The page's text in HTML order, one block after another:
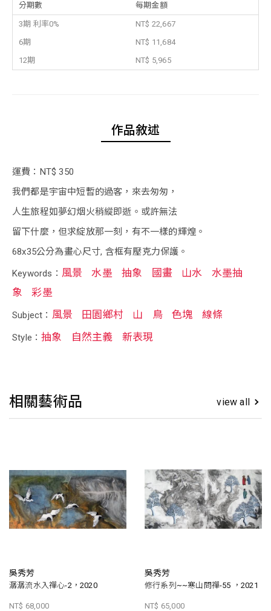
分期數 每期金額
3期 利率0%
NT$ 22,667
6期
NT$ 11,684
12期
NT$ 5,965
作品敘述
運費：NT$ 350
我們都是宇宙中短暫的過客，來去匆匆，
人生旅程如夢幻烟火稍縱即逝。或許無法
留下什麼，但求綻放那一刻，有不一樣的輝煌。
68x35公分為畫心尺寸, 含框有壓克力保護。
Keywords： 風景 水墨 抽象 國畫 山水
水墨抽
象
彩墨
Subject： 風景 田園鄉村 山 鳥 色塊 線條
Style：抽象 自然主義 新表現
相關藝術品 view all
吳秀芳
潺潺流水入禪心-2，2020
NT$ 68,000
吳秀芳
修行系列~~寒山問禪-55 ，2021
NT$ 65,000